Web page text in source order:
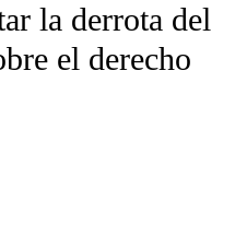
la derrota del
el derecho